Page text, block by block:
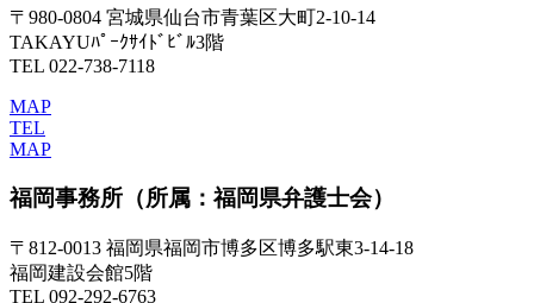
〒980-0804 宮城県仙台市青葉区大町2-10-14
TAKAYUﾊﾟｰｸｻｲﾄﾞﾋﾞﾙ3階
TEL 022-738-7118
MAP
TEL
MAP
福岡事務所 （所属：福岡県弁護士会）
〒812-0013 福岡県福岡市博多区博多駅東3-14-18
福岡建設会館5階
TEL 092-292-6763